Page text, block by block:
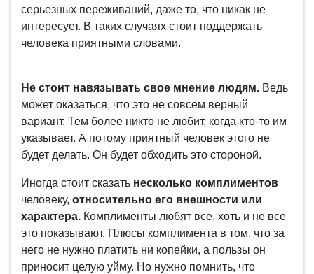
серьезных переживаний, даже то, что никак не
интересует. В таких случаях стоит поддержать
человека приятными словами.
Не стоит навязывать свое мнение людям. Ведь
может оказаться, что это не совсем верный
вариант. Тем более никто не любит, когда кто-то им
указывает. А потому приятный человек этого не
будет делать. Он будет обходить это стороной.
Иногда стоит сказать несколько комплиментов
человеку, относительно его внешности или
характера. Комплименты любят все, хоть и не все
это показывают. Плюсы комплимента в том, что за
него не нужно платить ни копейки, а пользы он
приносит целую уйму. Но нужно помнить, что